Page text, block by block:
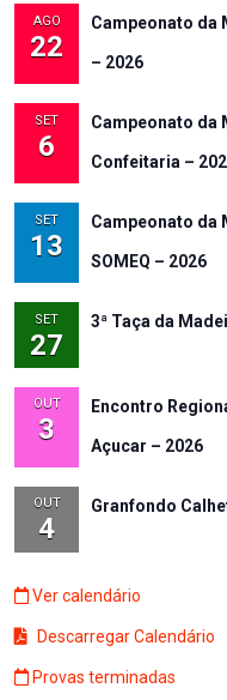
AGO
22
Campeonato da
– 2026
SET
6
Campeonato da
Confeitaria –
SET
13
Campeonato da
SOMEQ – 2026
SET
27
3ª Taça da
OUT
3
Encontro
Açucar – 2026
OUT
4
Granfondo
Ver calendário
Descarregar Calendário
Provas terminadas